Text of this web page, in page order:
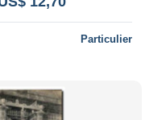
Particulier